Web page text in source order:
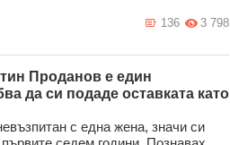
3 798
136
Проданов е един
да си подаде оставката като
с една жена, значи си